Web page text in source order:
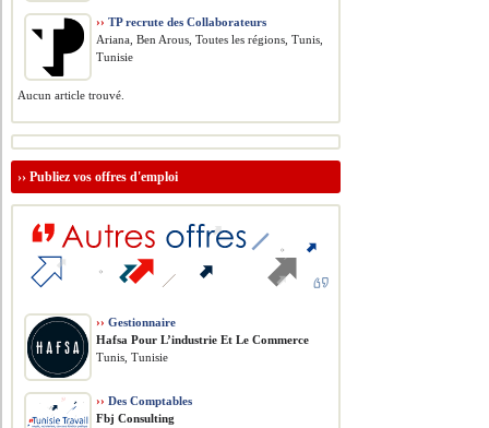
›› TP recrute des Collaborateurs
Ariana, Ben Arous, Toutes les régions, Tunis,
Tunisie
Aucun article trouvé.
››Publiez vos offres d'emploi
›› Gestionnaire
Hafsa Pour L’industrie Et Le Commerce
Tunis, Tunisie
›› Des Comptables
Fbj Consulting